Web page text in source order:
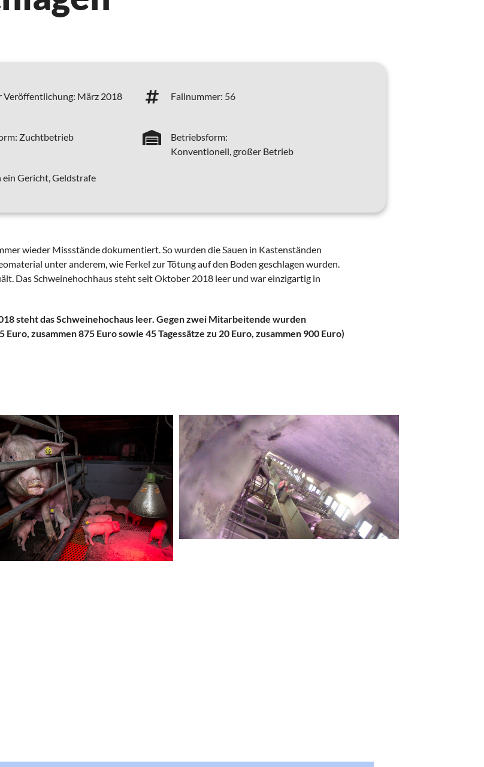
Veröffentlichung: März 2018 Fallnummer: 56
Zuchtbetrieb
Betriebsform:
Konventionell, großer Betrieb
Gericht, Geldstrafe
wieder Missstände dokumentiert. So wurden die Sauen in Kastenständen
unter anderem, wie Ferkel zur Tötung auf den Boden geschlagen wurden.
Das Schweinehochhaus steht seit Oktober 2018 leer und war einzigartig in
steht das Schweinehochaus leer. Gegen zwei Mitarbeitende wurden
zusammen 875 Euro sowie 45 Tagessätze zu 20 Euro, zusammen 900 Euro)